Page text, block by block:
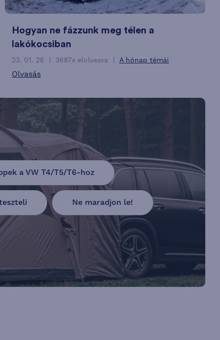
Hogyan ne fázzunk meg télen a
lakókocsiban
23. 01. 26 3687x elolvasva A hónap témái
Olvasás
a VW T4/T5/T6-hoz
Ne maradjon le!